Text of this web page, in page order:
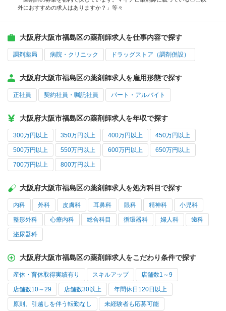
外におすすめの求人はありますか？」等々
大阪府大阪市福島区の薬剤師求人を仕事内容で探す
調剤薬局 病院・クリニック ドラッグストア（調剤併設）
大阪府大阪市福島区の薬剤師求人を雇用形態で探す
正社員 契約社員・嘱託社員 パート・アルバイト
大阪府大阪市福島区の薬剤師求人を年収で探す
300万円以上 350万円以上 400万円以上 450万円以上
500万円以上 550万円以上 600万円以上 650万円以上
700万円以上 800万円以上
大阪府大阪市福島区の薬剤師求人を処方科目で探す
内科 外科 皮膚科 耳鼻科 眼科 精神科 小児科
整形外科 心療内科 総合科目 循環器科 婦人科 歯科
泌尿器科
大阪府大阪市福島区の薬剤師求人をこだわり条件で探す
産休・育休取得実績有り スキルアップ 店舗数1～9
店舗数10～29 店舗数30以上 年間休日120日以上
原則、引越しを伴う転勤なし 未経験者も応募可能